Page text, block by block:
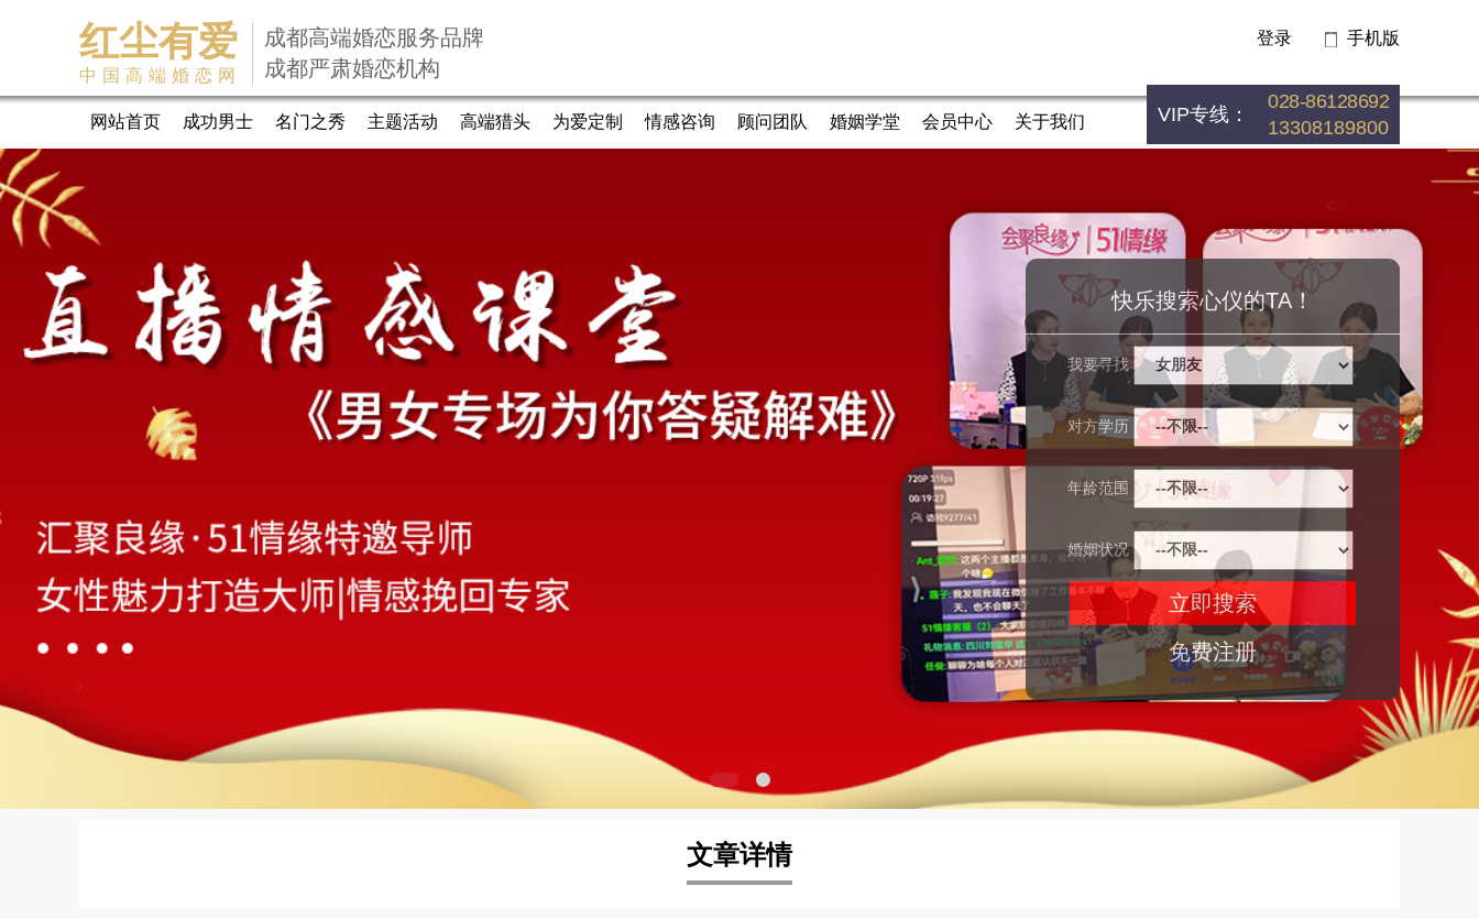
红尘有爱
中国高端婚恋网
成都高端婚恋服务品牌
成都严肃婚恋机构
登录 手机版
网站首页 成功男士 名门之秀 主题活动 高端猎头 为爱定制 情感咨询 顾问团队 婚姻学堂 会员中心 关于我们 VIP专线：
028-86128692
13308189800
快乐搜索心仪的TA！
我要寻找
对方学历
年龄范围
婚姻状况
免费注册
文章详情